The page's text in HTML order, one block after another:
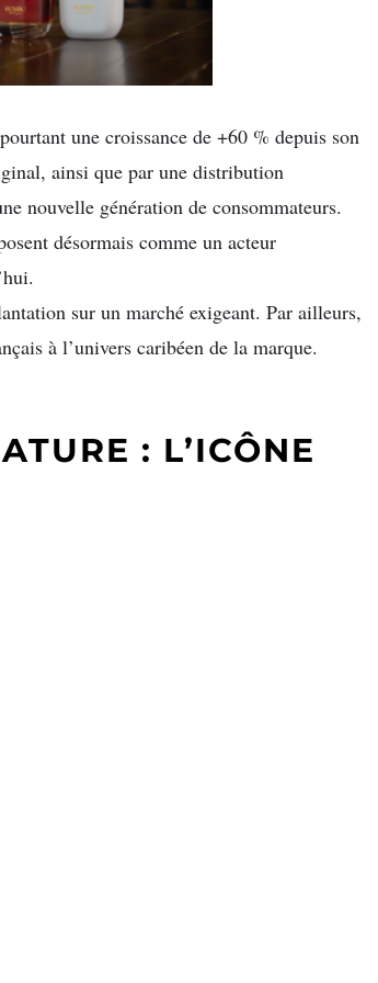
une croissance de +60 % depuis son
ainsi que par une distribution
nouvelle génération de consommateurs.
désormais comme un acteur
sur un marché exigeant. Par ailleurs,
à l’univers caribéen de la marque.
: L’ICÔNE